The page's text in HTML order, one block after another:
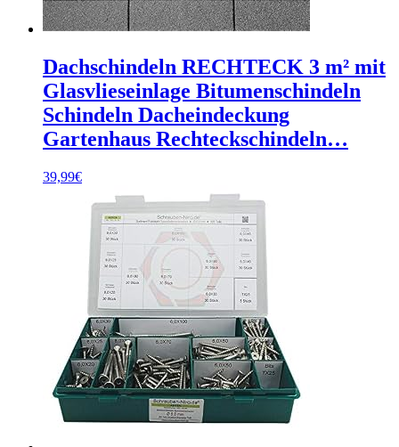
Dachschindeln RECHTECK 3 m² mit
Glasvlieseinlage Bitumenschindeln
Schindeln Dacheindeckung
Gartenhaus Rechteckschindeln…
39,99€